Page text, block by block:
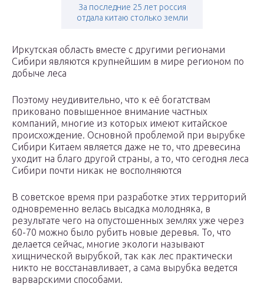
За последние 25 лет россия
отдала китаю столько земли
Иркутская область вместе с другими регионами
Сибири являются крупнейшим в мире регионом по
добыче леса
Поэтому неудивительно, что к её богатствам
приковано повышенное внимание частных
компаний, многие из которых имеют китайское
происхождение. Основной проблемой при вырубке
Сибири Китаем является даже не то, что древесина
уходит на благо другой страны, а то, что сегодня леса
Сибири почти никак не восполняются
В советское время при разработке этих территорий
одновременно велась высадка молодняка, в
результате чего на опустошенных землях уже через
60-70 можно было рубить новые деревья. То, что
делается сейчас, многие экологи называют
хищнической вырубкой, так как лес практически
никто не восстанавливает, а сама вырубка ведется
варварскими способами.